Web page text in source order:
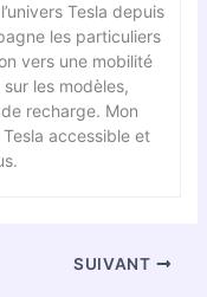
Tesla depuis
les particuliers
vers une mobilité
les modèles,
recharge. Mon
accessible et
SUIVANT